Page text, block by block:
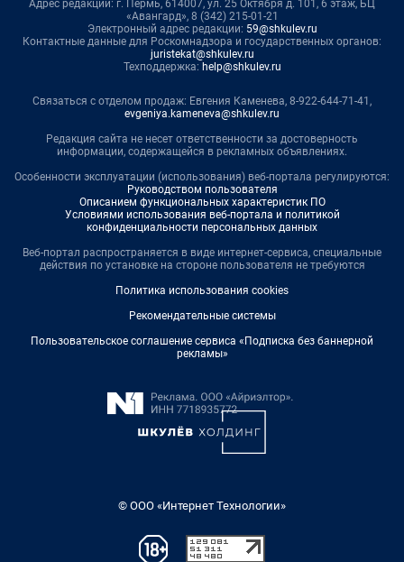
Адрес редакции: г. Пермь, 614007, ул. 25 Октября д. 101, 6 этаж, БЦ
«Авангард», 8 (342) 215-01-21
Электронный адрес редакции: 59@shkulev.ru
Контактные данные для Роскомнадзора и государственных органов:
juristekat@shkulev.ru
Техподдержка: help@shkulev.ru
Связаться с отделом продаж: Евгения Каменева, 8-922-644-71-41,
evgeniya.kameneva@shkulev.ru
Редакция сайта не несет ответственности за достоверность
информации, содержащейся в рекламных объявлениях.
Особенности эксплуатации (использования) веб-портала регулируются:
Руководством пользователя
Описанием функциональных характеристик ПО
Условиями использования веб-портала и политикой
конфиденциальности персональных данных
Веб-портал распространяется в виде интернет-сервиса, специальные
действия по установке на стороне пользователя не требуются
Политика использования cookies
Рекомендательные системы
Пользовательское соглашение сервиса «Подписка без баннерной
рекламы»
© ООО «Интернет Технологии»